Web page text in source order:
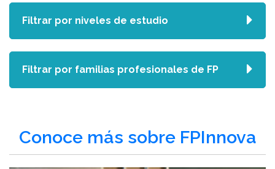
Conoce más sobre FPInnova
Filtrar por niveles de estudio
Filtrar por familias profesionales de FP